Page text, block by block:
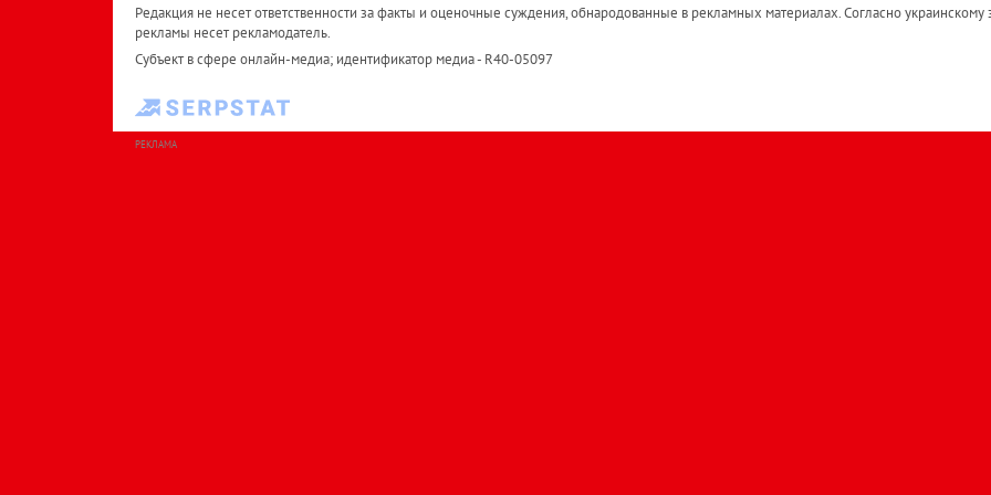
Редакция не несет ответственности за факты и оценочные суждения, обнародованные в рекламных материалах. Согласно украинскому
рекламы несет рекламодатель.
Субъект в сфере онлайн-медиа; идентификатор медиа - R40-05097
РЕКЛАМА